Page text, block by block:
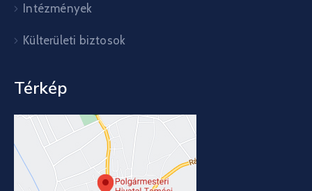
Intézmények
Külterületi biztosok
Térkép